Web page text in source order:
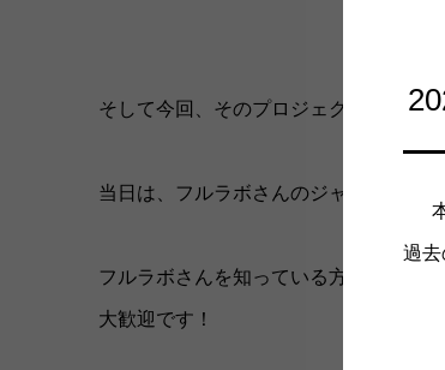
そして今回、そのプロジェクトの一環
当日は、フルラボさんのジャムを使っ
フルラボさんを知っている方はもちろ
大歓迎です！
過去